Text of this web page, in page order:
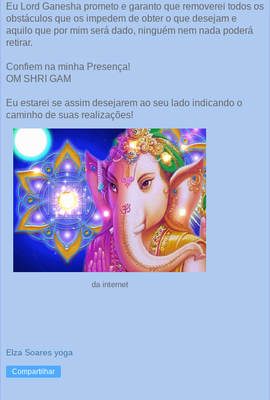
Eu Lord Ganesha prometo e garanto que removerei todos os
obstáculos que os impedem de obter o que desejam e
aquilo que por mim será dado, ninguém nem nada poderá
retirar.
Confiem na minha Presença!
OM SHRI GAM
Eu estarei se assim desejarem ao seu lado indicando o
caminho de suas realizações!
da internet
Elza Soares yoga
Compartilhar